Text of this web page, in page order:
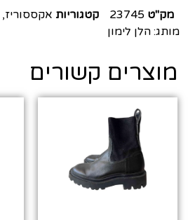
מק"ט 23745 קטגוריות אקססוריז,
מותג:הלן לימון
מוצרים קשורים